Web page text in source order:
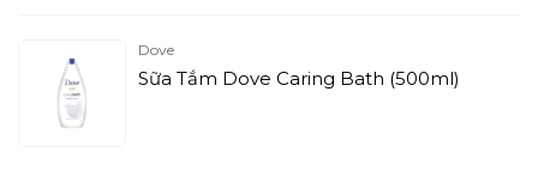
Dove
Sữa Tắm Dove Caring Bath (500ml)